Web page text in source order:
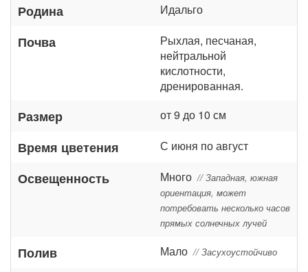
Родина Идальго
Почва
Рыхлая, песчаная,
нейтральной
кислотности,
дренированная.
Размер от 9 до 10 см
Время цветения С июня по август
Освещенность Много // Западная, южная
ориентация, может
потребовать несколько часов
прямых солнечных лучей
Полив Мало // Засухоустойчиво